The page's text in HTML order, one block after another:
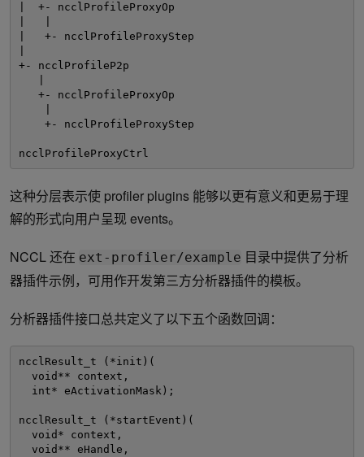
|  +- ncclProfileProxyOp
|   +- ncclProfileProxyStep
+- ncclProfileP2p
+- ncclProfileProxyOp
+- ncclProfileProxyStep
ncclProfileProxyCtrl
这种分层表示使 profiler plugins 能够以更有意义和更易于理
解的形式向用户呈现 events。
NCCL 还在 ext-profiler/example 目录中提供了分析
器插件示例，可用作开发第三方分析器插件的模板。
分析器插件接口总共定义了以下五个函数回调：
ncclResult_t (*init)(
void** context,
int* eActivationMask);
ncclResult_t (*startEvent)(
void* context,
void** eHandle,